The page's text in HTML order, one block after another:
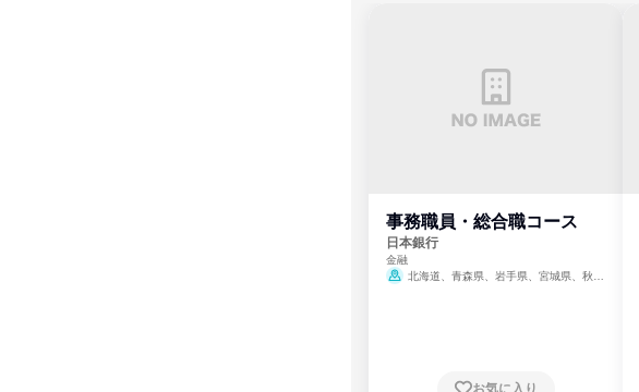
事務職員・総合職コース
日本銀行
金融
北海道、青森県、岩手県、宮城県、秋田
崎県、熊本県、大分県、宮崎県、鹿児島県、
お気に入り